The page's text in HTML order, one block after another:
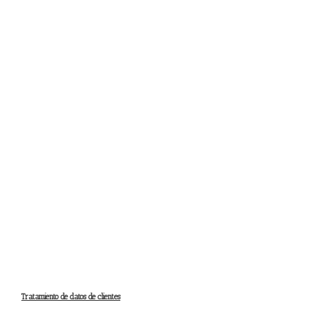
Tratamiento de datos de clientes